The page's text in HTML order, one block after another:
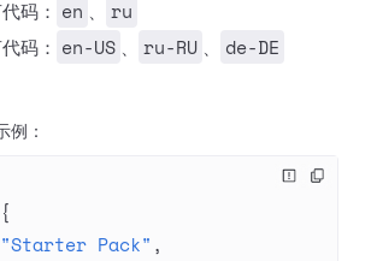
码： en 、 ru
码： en-US 、 ru-RU 、 de-DE
例：
"Starter Pack" ,